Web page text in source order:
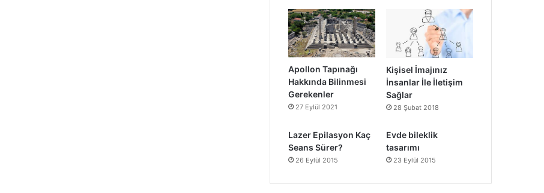
Apollon Tapınağı
Hakkında Bilinmesi
Gerekenler
27 Eylül 2021
Kişisel İmajınız
İnsanlar İle İletişim
Sağlar
28 Şubat 2018
Lazer Epilasyon Kaç
Seans Sürer?
26 Eylül 2015
Evde bileklik
tasarımı
23 Eylül 2015